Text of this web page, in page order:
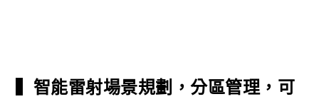
▍智能雷射場景規劃，分區管理，可